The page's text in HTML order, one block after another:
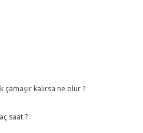
çamaşır kalırsa ne olur ?
saat ?